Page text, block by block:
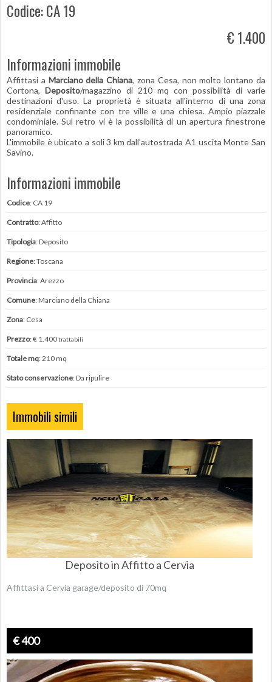
Codice: CA 19
€ 1.400
Informazioni immobile
Affittasi a Marciano della Chiana, zona Cesa, non molto lontano da
Cortona, Deposito/magazzino di 210 mq con possibilità di varie
destinazioni d'uso. La proprietà è situata all'interno di una zona
residenziale confinante con tre ville e una chiesa. Ampio piazzale
condominiale. Sul retro vi è la possibilità di un apertura finestrone
panoramico.
L'immobile è ubicato a soli 3 km dall'autostrada A1 uscita Monte San
Savino.
Informazioni immobile
Codice: CA 19
Contratto: Affitto
Tipologia: Deposito
Regione: Toscana
Provincia: Arezzo
Comune: Marciano della Chiana
Zona: Cesa
Prezzo: € 1.400trattabili
Totale mq: 210 mq
Stato conservazione: Da ripulire
Immobili simili
Deposito in Affitto a Cervia
Affittasi a Cervia garage/deposito di 70mq
€ 400